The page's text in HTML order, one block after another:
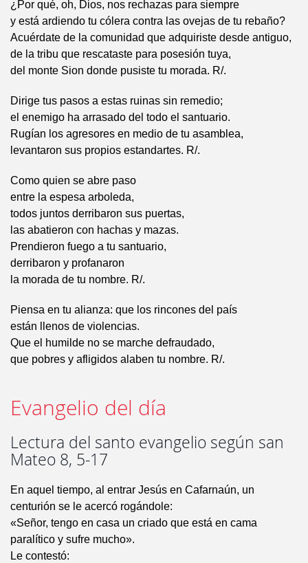
¿Por qué, oh, Dios, nos rechazas para siempre
y está ardiendo tu cólera contra las ovejas de tu rebaño?
Acuérdate de la comunidad que adquiriste desde antiguo,
de la tribu que rescataste para posesión tuya,
del monte Sion donde pusiste tu morada. R/.
Dirige tus pasos a estas ruinas sin remedio;
el enemigo ha arrasado del todo el santuario.
Rugían los agresores en medio de tu asamblea,
levantaron sus propios estandartes. R/.
Como quien se abre paso
entre la espesa arboleda,
todos juntos derribaron sus puertas,
las abatieron con hachas y mazas.
Prendieron fuego a tu santuario,
derribaron y profanaron
la morada de tu nombre. R/.
Piensa en tu alianza: que los rincones del país
están llenos de violencias.
Que el humilde no se marche defraudado,
que pobres y afligidos alaben tu nombre. R/.
Evangelio del día
Lectura del santo evangelio según san
Mateo 8, 5-17
En aquel tiempo, al entrar Jesús en Cafarnaún, un
centurión se le acercó rogándole:
«Señor, tengo en casa un criado que está en cama
paralítico y sufre mucho».
Le contestó: